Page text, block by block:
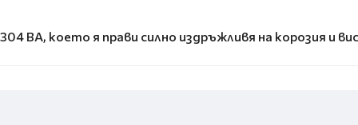
BA, което я прави силно издръжливя на корозия и